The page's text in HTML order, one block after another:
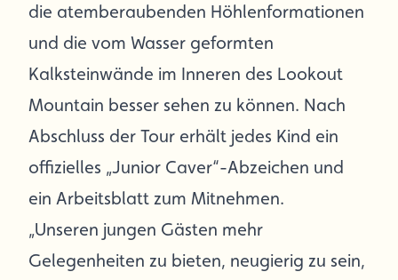
die atemberaubenden Höhlenformationen
und die vom Wasser geformten
Kalksteinwände im Inneren des Lookout
Mountain besser sehen zu können. Nach
Abschluss der Tour erhält jedes Kind ein
offizielles „Junior Caver“-Abzeichen und
ein Arbeitsblatt zum Mitnehmen.
„Unseren jungen Gästen mehr
Gelegenheiten zu bieten, neugierig zu sein,